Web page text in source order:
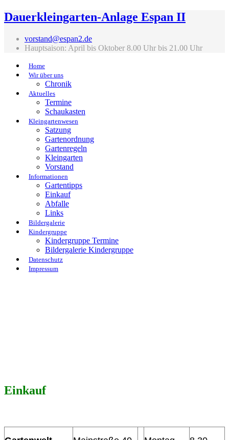
Dauerkleingarten-Anlage Espan II
vorstand@espan2.de
Hauptsaison: April bis Oktober 8.00 Uhr bis 21.00 Uhr
Home
Wir über uns
Chronik
Aktuelles
Termine
Schaukasten
Kleingartenwesen
Satzung
Gartenordnung
Gartenregeln
Kleingarten
Vorstand
Informationen
Gartentipps
Einkauf
Abfalle
Links
Bildergalerie
Kindergruppe
Kindergruppe Termine
Bildergalerie Kindergruppe
Datenschutz
Impressum
Einkauf